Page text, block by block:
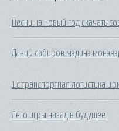
Песни на новый год скачать
Данир сабиров мэдинэ
1с транспортная логистика и
Лего игры назад в будущее